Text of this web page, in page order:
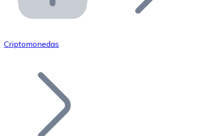
Integra nuestra API en tu ecosistema.
Únete a nuestra red de distribuidores.
Añade tu proyecto a nuestro ecosistema.
Criptomonedas